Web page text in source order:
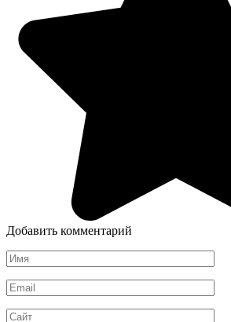
Добавить комментарий
Имя
*
Email
*
Сайт